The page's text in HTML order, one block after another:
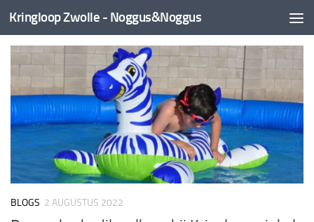
Doorgaan naar inhoud
Kringloop Zwolle - Noggus&Noggus
BLOGS 2 AUGUSTUS 2022